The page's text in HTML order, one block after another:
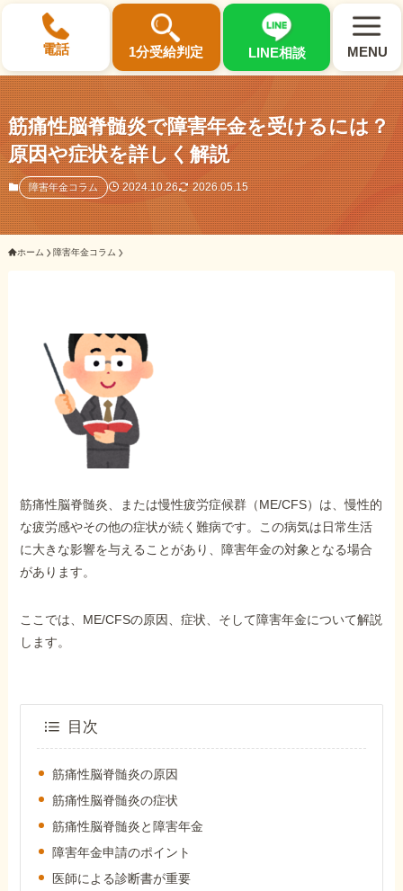
電話 1分受給判定 LINE相談 MENU
×
選ばれる3つの理由
初回相談料0円・受給後報酬型
サポート料金について
ご相談事例をみる
外出困難でもOK
非対面で申請できる
ホーム
障害年金の基礎知識
障害年金の金額
障害年金コラム
お知らせ
筋痛性脳脊髄炎で障害年金を受けるには？
原因や症状を詳しく解説
障害年金コラム 2024.10.26 2026.05.15
ホーム 障害年金コラム
筋痛性脳脊髄炎、または慢性疲労症候群（ME/CFS）は、慢性的
な疲労感やその他の症状が続く難病です。この病気は日常生活
に大きな影響を与えることがあり、障害年金の対象となる場合
があります。
ここでは、ME/CFSの原因、症状、そして障害年金について解説
します。
目次
筋痛性脳脊髄炎の原因
筋痛性脳脊髄炎の症状
筋痛性脳脊髄炎と障害年金
障害年金申請のポイント
医師による診断書が重要